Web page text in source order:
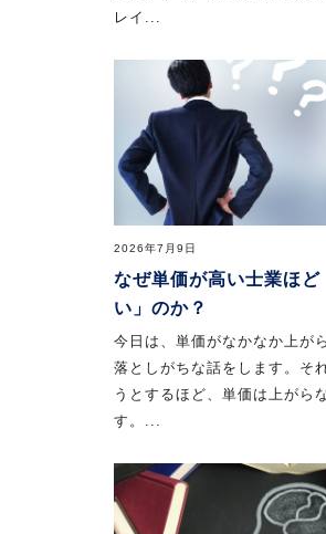
レイ...
2026年7月9日
なぜ単価が高い士業ほど
い」のか？
今日は、単価がなかなか上が
落としがちな話をします。そ
うとするほど、単価は上がら
す。...